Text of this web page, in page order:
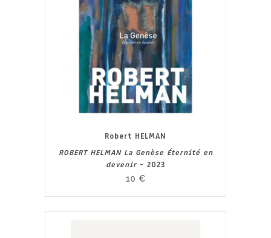
Robert HELMAN
ROBERT HELMAN La Genèse Éternité en
devenir- 2023
10 €